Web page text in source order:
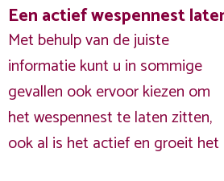
Een actief wespennest
Met behulp van de juiste
informatie kunt u in sommige
gevallen ook ervoor kiezen om
het wespennest te laten zitten,
ook al is het actief en groeit